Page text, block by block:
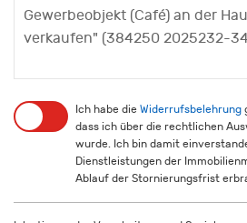
Ich habe die Widerrufsbelehrung
dass ich über die rechtlichen
wurde. Ich bin damit
Dienstleistungen der
Ablauf der Stornierungsfrist